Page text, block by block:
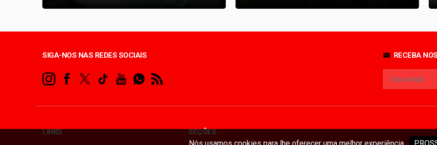
SIGA-NOS NAS REDES SOCIAIS RECEBA
LINKS SEÇÕES